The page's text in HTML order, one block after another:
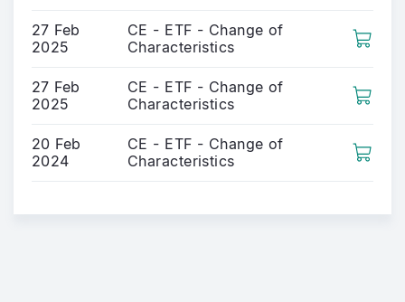
27 Feb
2025
CE - ETF - Change of
Characteristics
27 Feb
2025
CE - ETF - Change of
Characteristics
20 Feb
2024
CE - ETF - Change of
Characteristics